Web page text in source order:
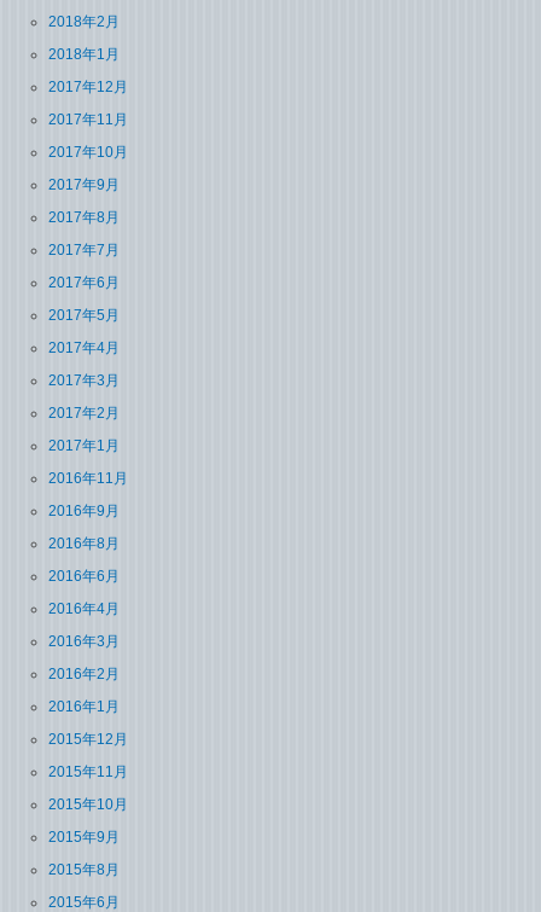
2018年2月
2018年1月
2017年12月
2017年11月
2017年10月
2017年9月
2017年8月
2017年7月
2017年6月
2017年5月
2017年4月
2017年3月
2017年2月
2017年1月
2016年11月
2016年9月
2016年8月
2016年6月
2016年4月
2016年3月
2016年2月
2016年1月
2015年12月
2015年11月
2015年10月
2015年9月
2015年8月
2015年6月